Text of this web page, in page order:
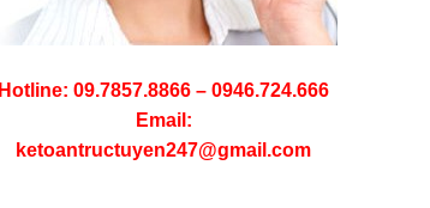
Hotline: 09.7857.8866 – 0946.724.666
Email:
ketoantructuyen247@gmail.com